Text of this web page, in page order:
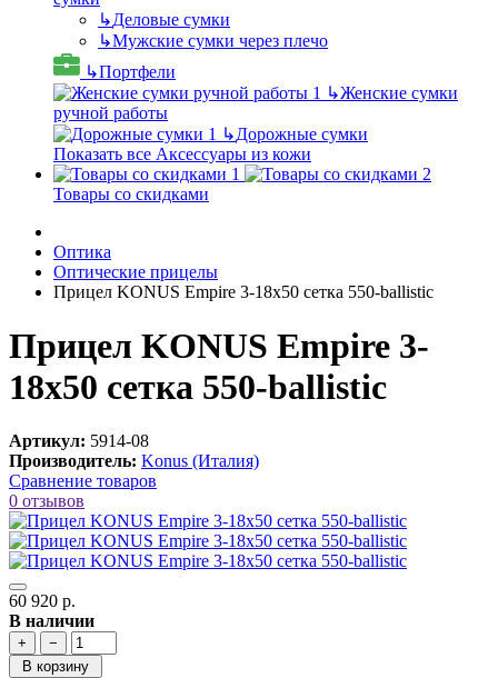
↳Деловые сумки
↳Мужские сумки через плечо
↳Портфели
↳Женские сумки
ручной работы
↳Дорожные сумки
Показать все Аксессуары из кожи
Товары со скидками
Оптика
Оптические прицелы
Прицел KONUS Empire 3-18x50 сетка 550-ballistic
Прицел KONUS Empire 3-
18x50 сетка 550-ballistic
Артикул: 5914-08
Производитель: Konus (Италия)
Сравнение товаров
0 отзывов
60 920 р.
В наличии
+
−
В корзину